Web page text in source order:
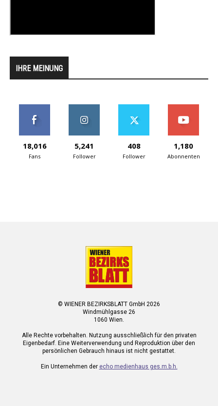
IHRE MEINUNG
18,016
Fans
5,241
Follower
408
Follower
1,180
Abonnenten
© WIENER BEZIRKSBLATT GmbH 2026
Windmühlgasse 26
1060 Wien.
Alle Rechte vorbehalten. Nutzung ausschließlich für den privaten
Eigenbedarf. Eine Weiterverwendung und Reproduktion über den
persönlichen Gebrauch hinaus ist nicht gestattet.
Ein Unternehmen der echo medienhaus ges.m.b.h.